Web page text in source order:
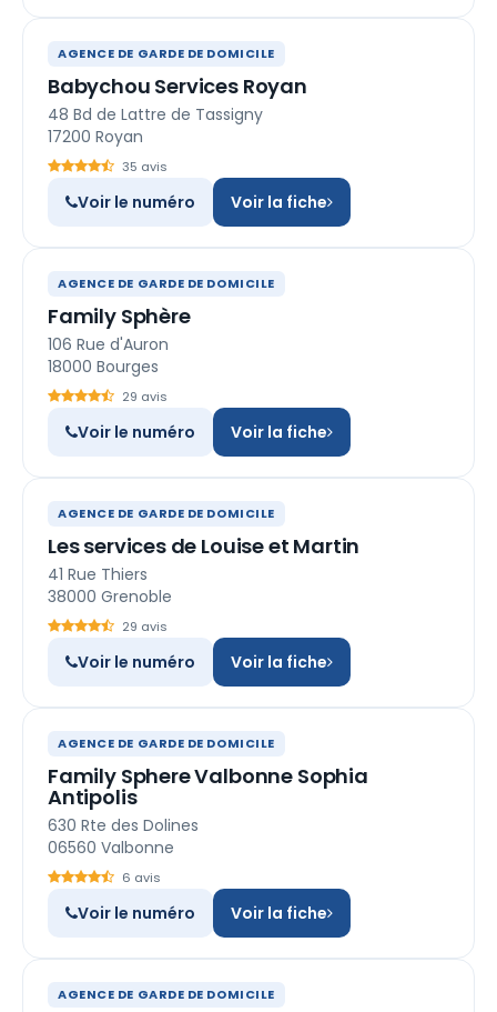
AGENCE DE GARDE DE DOMICILE
Babychou Services Royan
48 Bd de Lattre de Tassigny
17200 Royan
35 avis
Voir le numéro Voir la fiche
AGENCE DE GARDE DE DOMICILE
Family Sphère
106 Rue d'Auron
18000 Bourges
29 avis
Voir le numéro Voir la fiche
AGENCE DE GARDE DE DOMICILE
Les services de Louise et Martin
41 Rue Thiers
38000 Grenoble
29 avis
Voir le numéro Voir la fiche
AGENCE DE GARDE DE DOMICILE
Family Sphere Valbonne Sophia
Antipolis
630 Rte des Dolines
06560 Valbonne
6 avis
Voir le numéro Voir la fiche
AGENCE DE GARDE DE DOMICILE